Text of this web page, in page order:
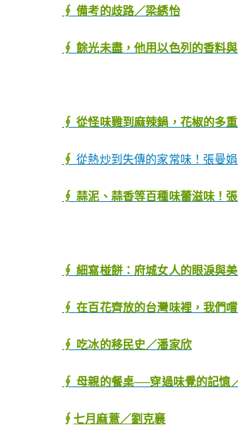
∮ 備考的歧路／梁綉怡
∮餘光未盡，他用以色列的香料
∮ 從怪味雞到麻辣鍋，花椒的多
∮從熱炒到失傳的家常味！張曼
∮ 蒜泥、蒜香等百種味蕾滋味！
∮ 細寫椪餅：府城女人的眼淚與
∮ 在百花齊放的台灣味裡，我們
∮ 吃冰的移民史／潘家欣
∮ 母親的餐桌──穿過味覺的記憶
∮七月麻薏／劉克襄